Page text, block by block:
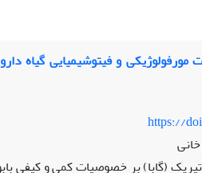
مورفولوژیکی و فیتوشیمیایی گیاه
https://